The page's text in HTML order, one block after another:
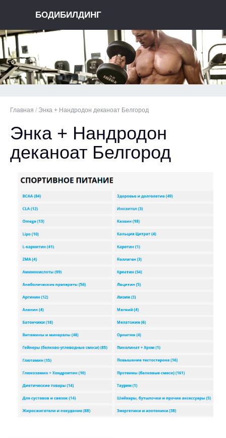
БОДИБИЛДИНГ
Главная / Энка + Нандродон деканоат Белгород
Энка + Нандродон
деканоат Белгород